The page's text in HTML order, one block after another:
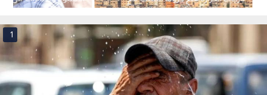
المباشر للشمس
استمرار الأجواء الحارة حتى الاثنين
1